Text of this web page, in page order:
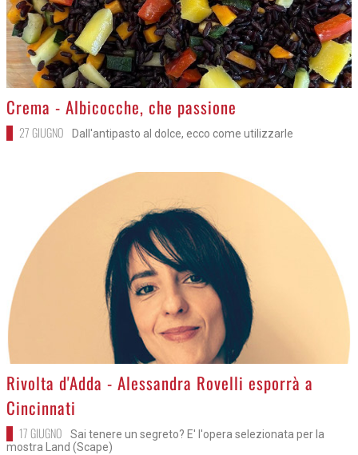
>
Crema - Albicocche, che passione
27 GIUGNO Dall'antipasto al dolce, ecco come utilizzarle
>
Rivolta d'Adda - Alessandra Rovelli esporrà a
Cincinnati
17 GIUGNO
Sai tenere un segreto? E' l'opera selezionata per la
mostra Land (Scape)